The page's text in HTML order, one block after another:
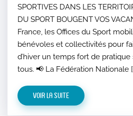
SPORTIVES DANS LES
DU SPORT BOUGENT VOS
France, les Offices du Sport
bénévoles et collectivités pour
d’hiver un temps fort de
tous. 📢 La Fédération Nationale
Voir la suite